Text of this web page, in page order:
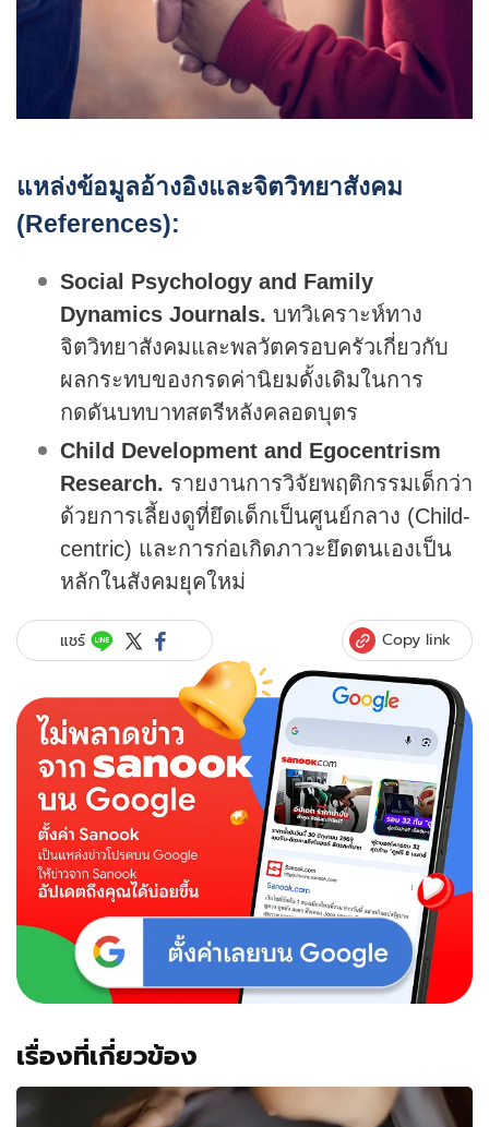
แหล่งข้อมูลอ้างอิงและจิตวิทยาสังคม
(References):
Social Psychology and Family
Dynamics Journals. บทวิเคราะห์ทาง
จิตวิทยาสังคมและพลวัตครอบครัวเกี่ยวกับ
ผลกระทบของกรดค่านิยมดั้งเดิมในการ
กดดันบทบาทสตรีหลังคลอดบุตร
Child Development and Egocentrism
Research. รายงานการวิจัยพฤติกรรมเด็กว่า
ด้วยการเลี้ยงดูที่ยึดเด็กเป็นศูนย์กลาง (Child-
centric) และการก่อเกิดภาวะยึดตนเองเป็น
หลักในสังคมยุคใหม่
แชร์ Copy link
เรื่องที่เกี่ยวข้อง